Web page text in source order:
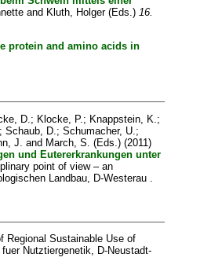
and Kluth, Holger(Eds.) 16.
protein and amino acids in
D. ; Klocke, P. ; Knappstein, K. ;
; Schaub, D. ; Schumacher, U. ;
J. and March, S. (Eds.) (2011)
und Eutererkrankungen unter
point of view – an
Landbau, D-Westerau .
Regional Sustainable Use of
Nutztiergenetik, D-Neustadt-